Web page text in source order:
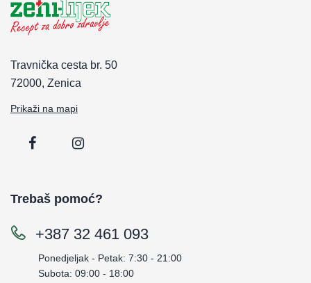
Travnička cesta br. 50
72000, Zenica
Prikaži na mapi
Trebaš pomoć?
+387 32 461 093
Ponedjeljak - Petak: 7:30 - 21:00
Subota: 09:00 - 18:00